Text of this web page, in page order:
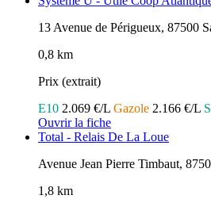
13 Avenue de Périgueux, 87500
0,8 km
Prix (extrait)
E10 2.069 €/L Gazole 2.166 €/L
Ouvrir la fiche
Total - Relais De La Loue
Avenue Jean Pierre Timbaut,
1,8 km